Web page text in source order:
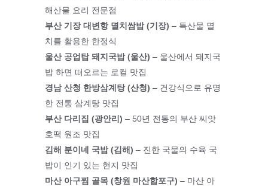
해산물 요리 전문점
부산 기장 대변항 멸치쌈밥 (기장) – 특산물 멸
치를 활용한 한정식
울산 공업탑 돼지국밥 (울산) – 울산에서 돼지국
밥 하면 떠오르는 로컬 맛집
경남 산청 한방삼계탕 (산청) – 건강식으로 유명
한 전통 삼계탕 맛집
부산 다리집 (광안리) – 50년 전통의 부산 씨앗
호떡 원조 맛집
김해 분이네 국밥 (김해) – 진한 국물의 수육 국
밥이 인기 있는 현지 맛집
마산 아구찜 골목 (창원 마산합포구) – 마산 아